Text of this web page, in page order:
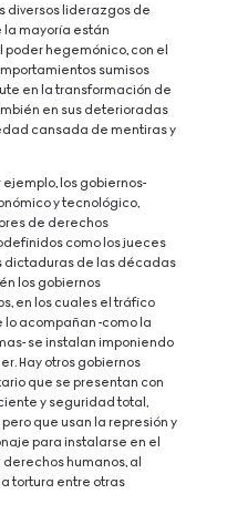
diversos liderazgos de
la mayoría están
poder hegemónico, con el
sumisos
en la transformación de
en sus deterioradas
cansada de mentiras y
los gobiernos-
y tecnológico,
de derechos
como los jueces
dictaduras de las décadas
los gobiernos
en los cuales el tráfico
acompañan -como la
se instalan imponiendo
Hay otros gobiernos
que se presentan con
y seguridad total,
que usan la represión y
para instalarse en el
humanos, al
tortura entre otras